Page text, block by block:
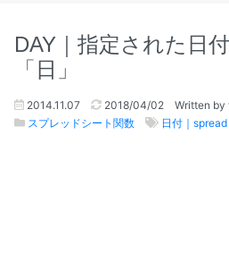
DAY｜指定された日
「日」
2014.11.07 2018/04/02
Written by
スプレッドシート関数
日付｜spread